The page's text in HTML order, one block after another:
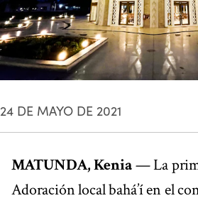
24 DE MAYO DE 2021
MATUNDA, Kenia— La
Adoración local bahá’í en el